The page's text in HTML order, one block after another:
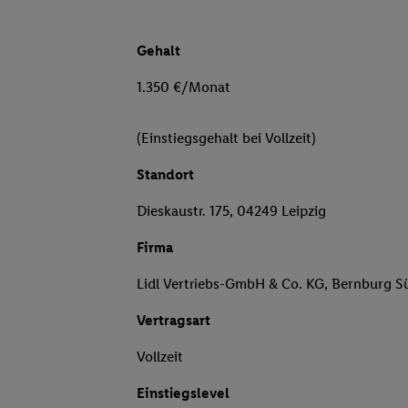
Gehalt
1.350 €/Monat
(Einstiegsgehalt bei Vollzeit)
Standort
Dieskaustr. 175, 04249 Leipzig
Firma
Lidl Vertriebs-GmbH & Co. KG, Bernburg
Vertragsart
Vollzeit
Einstiegslevel